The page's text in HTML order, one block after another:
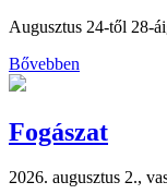
Augusztus 24-től 28-
Bővebben
Fogászat
2026. augusztus 2.,